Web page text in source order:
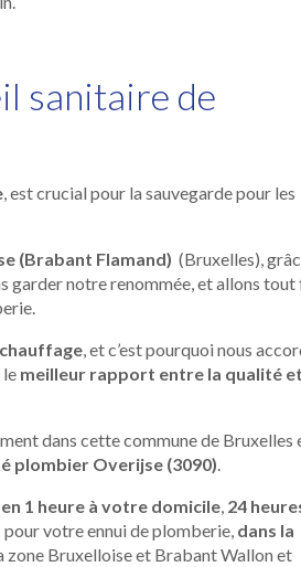
sanitaire de
, est crucial pour la sauvegarde pour les
(Brabant Flamand) (Bruxelles),
garder notre renommée, et allons tout
, et c’est pourquoi nous
le meilleur rapport entre la qualité
dans cette commune de Bruxelles
plombier Overijse (3090).
1 heure à votre domicile, 24
pour votre ennui de plomberie, dans la
zone Bruxelloise et Brabant Wallon et